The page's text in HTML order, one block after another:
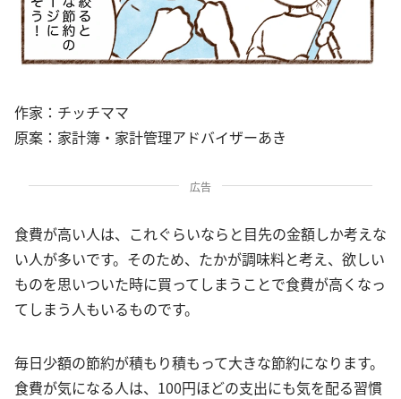
作家：チッチママ
原案：家計簿・家計管理アドバイザーあき
広告
食費が高い人は、これぐらいならと目先の金額しか考えな
い人が多いです。そのため、たかが調味料と考え、欲しい
ものを思いついた時に買ってしまうことで食費が高くなっ
てしまう人もいるものです。
毎日少額の節約が積もり積もって大きな節約になります。
食費が気になる人は、100円ほどの支出にも気を配る習慣